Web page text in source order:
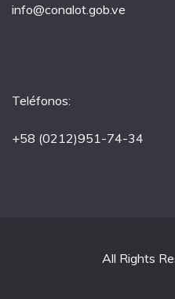
info@conalot.gob.ve
Teléfonos:
+58 (0212)951-74-34
All Rights